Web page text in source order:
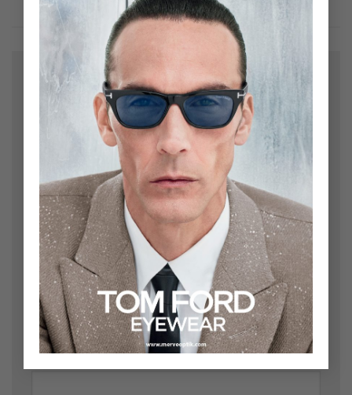
Bir yanıt yazın
E-posta adresiniz yayınlanmayacak. Gerekli alanlar
ile işaretlenmişlerdir
Ad*
E-posta*